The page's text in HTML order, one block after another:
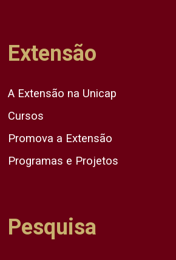
Extensão
A Extensão na Unicap
Cursos
Promova a Extensão
Programas e Projetos
Pesquisa